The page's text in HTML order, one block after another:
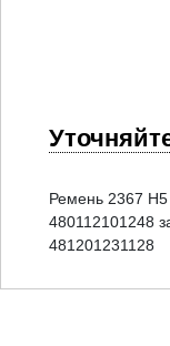
Ремень 2367
480112101248
481201231128